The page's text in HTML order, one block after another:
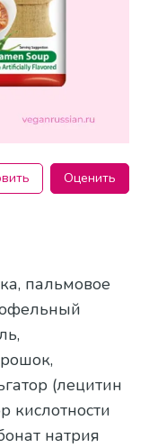
Оценить
пальмовое
(лецитин
кислотности
натрия